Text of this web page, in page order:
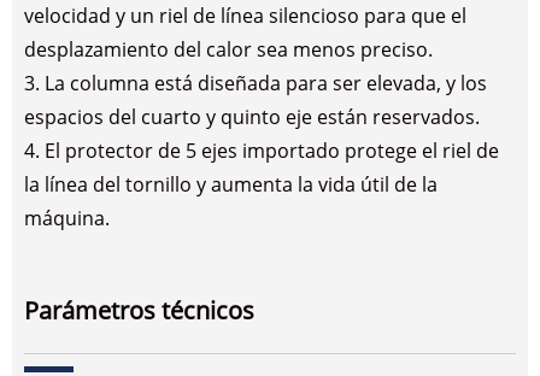
velocidad y un riel de línea silencioso para que el
desplazamiento del calor sea menos preciso.
3. La columna está diseñada para ser elevada, y los
espacios del cuarto y quinto eje están reservados.
4. El protector de 5 ejes importado protege el riel de
la línea del tornillo y aumenta la vida útil de la
máquina.
Parámetros técnicos